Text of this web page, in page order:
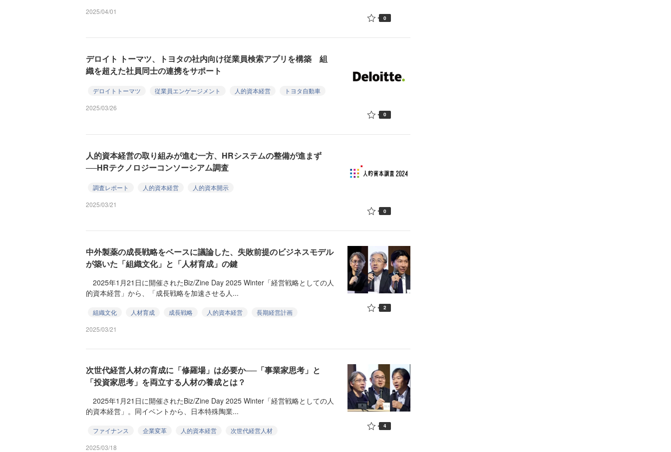
2025/04/01
0
デロイト トーマツ、トヨタの社内向け従業員検索アプリを構築 組
織を超えた社員同士の連携をサポート
デロイトトーマツ 従業員エンゲージメント 人的資本経営
トヨタ自動車
2025/03/26
0
人的資本経営の取り組みが進む一方、HRシステムの整備が進まず
──HRテクノロジーコンソーシアム調査
調査レポート 人的資本経営
人的資本開示
2025/03/21
0
中外製薬の成長戦略をベースに議論した、失敗前提のビジネスモデル
が築いた「組織文化」と「人材育成」の鍵
2025年1月21日に開催されたBiz/Zine Day 2025 Winter「経営戦略としての人
的資本経営」から、「成長戦略を加速させる人...
組織文化 人材育成 成長戦略 人的資本経営
長期経営計画
2025/03/21
2
次世代経営人材の育成に「修羅場」は必要か──「事業家思考」と
「投資家思考」を両立する人材の養成とは？
2025年1月21日に開催されたBiz/Zine Day 2025 Winter「経営戦略としての人
的資本経営」。同イベントから、日本特殊陶業...
ファイナンス 企業変革 人的資本経営
次世代経営人材
2025/03/18
4